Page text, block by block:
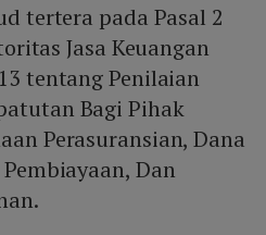
tertera pada Pasal 2
Jasa Keuangan
tentang Penilaian
Bagi Pihak
Perasuransian, Dana
Dan